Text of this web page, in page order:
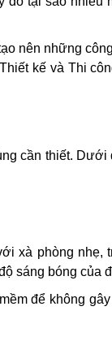
nên những
kế và Thi
cần thiết. Dưới
xà phòng nhẹ,
sáng bóng của
để không